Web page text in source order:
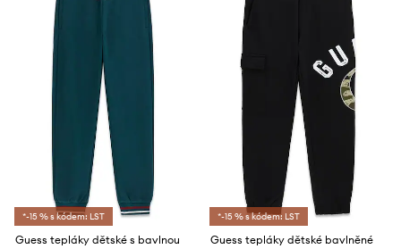
*-15 % s kódem: LST
Guess tepláky dětské s bavlnou
*-15 % s kódem: LST
Guess tepláky dětské bavlněné